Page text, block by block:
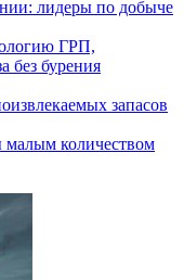
ГРП,
без бурения
количеством